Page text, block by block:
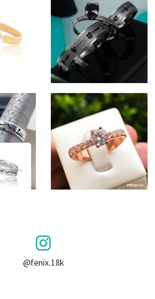
@fenix.18k